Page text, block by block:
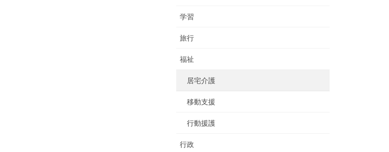
学習
旅行
福祉
居宅介護
移動支援
行動援護
行政